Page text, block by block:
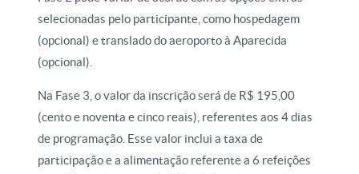
selecionadas pelo participante, como hospedagem
(opcional) e translado do aeroporto à Aparecida
(opcional).
Na Fase 3, o valor da inscrição será de R$ 195,00
(cento e noventa e cinco reais), referentes aos 4 dias
de programação. Esse valor inclui a taxa de
participação e a alimentação referente a 6 refeições